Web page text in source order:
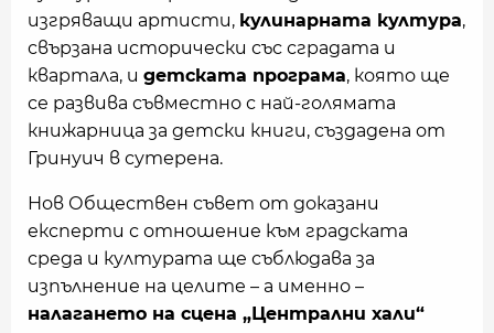
изгряващи артисти, кулинарната култура,
свързана исторически със сградата и
квартала, и детската програма, която ще
се развива съвместно с най-голямата
книжарница за детски книги, създадена от
Гринуич в сутерена.
Нов Обществен съвет от доказани
експерти с отношение към градската
среда и културата ще съблюдава за
изпълнение на целите – а именно –
налагането на сцена „Централни хали“